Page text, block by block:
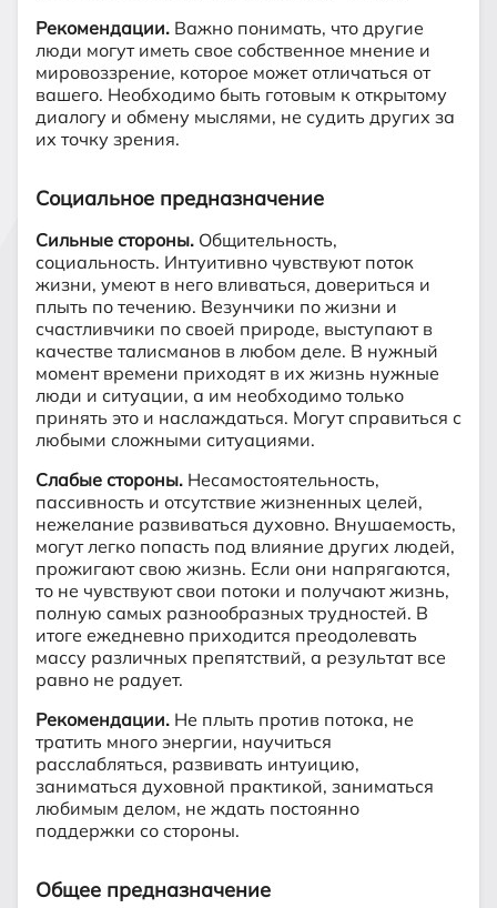
Рекомендации. Важно понимать, что другие
люди могут иметь свое собственное мнение и
мировоззрение, которое может отличаться от
вашего. Необходимо быть готовым к открытому
диалогу и обмену мыслями, не судить других за
их точку зрения.
Социальное предназначение
Сильные стороны. Общительность,
социальность. Интуитивно чувствуют поток
жизни, умеют в него вливаться, довериться и
плыть по течению. Везунчики по жизни и
счастливчики по своей природе, выступают в
качестве талисманов в любом деле. В нужный
момент времени приходят в их жизнь нужные
люди и ситуации, а им необходимо только
принять это и наслаждаться. Могут справиться с
любыми сложными ситуациями.
Слабые стороны. Несамостоятельность,
пассивность и отсутствие жизненных целей,
нежелание развиваться духовно. Внушаемость,
могут легко попасть под влияние других людей,
прожигают свою жизнь. Если они напрягаются,
то не чувствуют свои потоки и получают жизнь,
полную самых разнообразных трудностей. В
итоге ежедневно приходится преодолевать
массу различных препятствий, а результат все
равно не радует.
Рекомендации. Не плыть против потока, не
тратить много энергии, научиться
расслабляться, развивать интуицию,
заниматься духовной практикой, заниматься
любимым делом, не ждать постоянно
поддержки со стороны.
Общее предназначение